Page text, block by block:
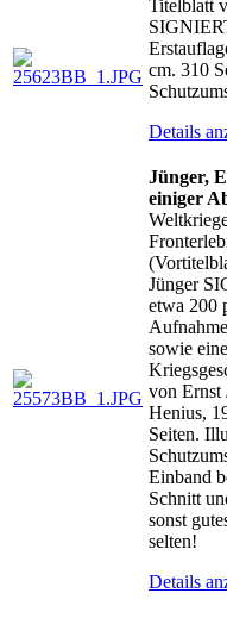
Titelblatt
cm. 310
Details
Jünger,
einiger
Jünger
etwa 200
sowie
von Ernst
Henius,
Seiten.
Einband
Schnitt
sonst
selten!
Details